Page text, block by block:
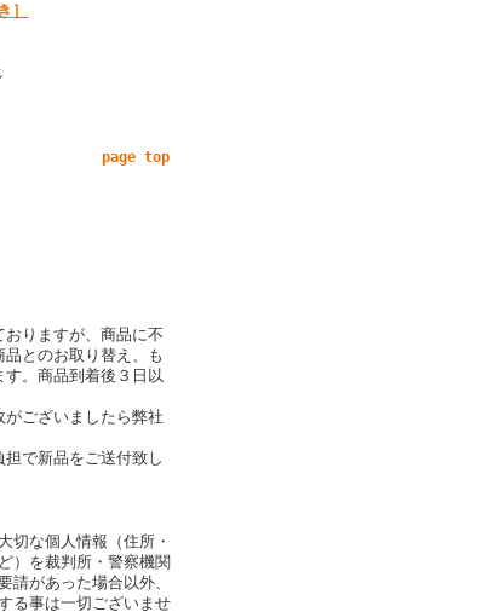
］
page top
りますが、商品に不
とのお取り替え、も
す。商品到着後３日以
ございましたら弊社
で新品をご送付致し
切な個人情報（住所・
）を裁判所・警察機関
請があった場合以外、
る事は一切ございませ